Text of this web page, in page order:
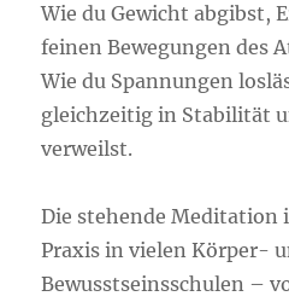
Wie du Gewicht abgibst,
feinen Bewegungen des
Wie du Spannungen
gleichzeitig in Stabilität
verweilst.
Die stehende Meditation
Praxis in vielen Körper-
Bewusstseinsschulen –